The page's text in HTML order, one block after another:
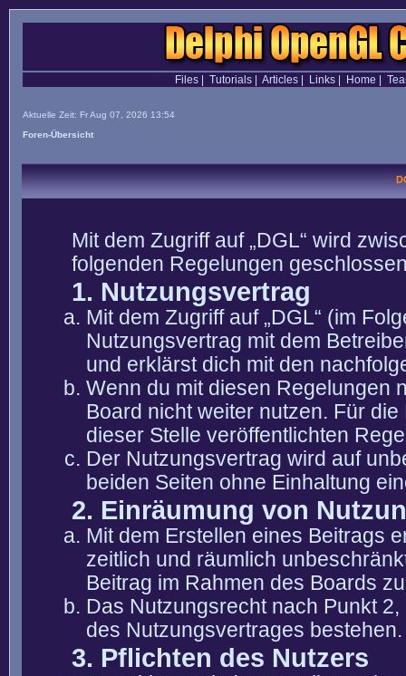
Files| Tutorials| Articles| Links| Home
Aktuelle Zeit: Fr Aug 07, 2026 13:54
Foren-Übersicht
Mit dem Zugriff auf „DGL“ wird
folgenden Regelungen
1. Nutzungsvertrag
Mit dem Zugriff auf „DGL“ (im
Nutzungsvertrag mit dem
und erklärst dich mit den
Wenn du mit diesen Regelungen
Board nicht weiter nutzen. Für
dieser Stelle veröffentlichten
Der Nutzungsvertrag wird auf
beiden Seiten ohne Einhaltung
2. Einräumung von
Mit dem Erstellen eines Beitrags
zeitlich und räumlich
Beitrag im Rahmen des Boards
Das Nutzungsrecht nach Punkt
des Nutzungsvertrages bestehen.
3. Pflichten des Nutzers